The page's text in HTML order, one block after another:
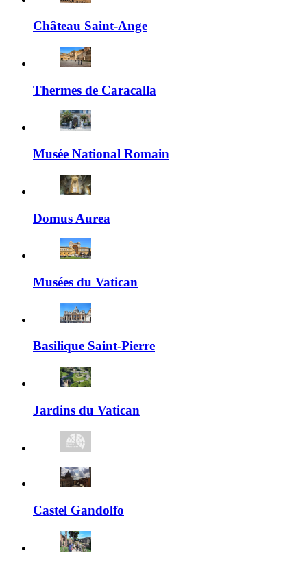
Château Saint-Ange
Thermes de Caracalla
Musée National Romain
Domus Aurea
Musées du Vatican
Basilique Saint-Pierre
Jardins du Vatican
Castel Gandolfo